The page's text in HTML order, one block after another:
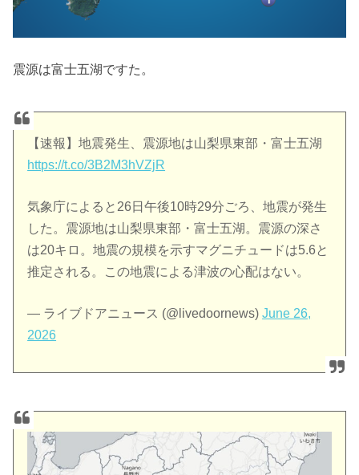
震源は富士五湖ですた。
【速報】地震発生、震源地は山梨県東部・富士五湖
https://t.co/3B2M3hVZjR
気象庁によると26日午後10時29分ごろ、地震が発生
した。震源地は山梨県東部・富士五湖。震源の深さ
は20キロ。地震の規模を示すマグニチュードは5.6と
推定される。この地震による津波の心配はない。
— ライブドアニュース (@livedoornews)June 26,
2026